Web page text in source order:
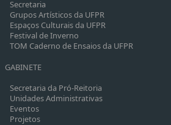
Secretaria
Grupos Artísticos da UFPR
Espaços Culturais da UFPR
Festival de Inverno
TOM Caderno de Ensaios da UFPR
GABINETE
Secretaria da Pró-Reitoria
Unidades Administrativas
Eventos
Projetos